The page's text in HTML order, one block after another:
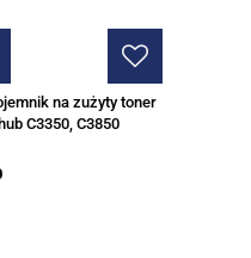
na zużyty toner
C3350, C3850